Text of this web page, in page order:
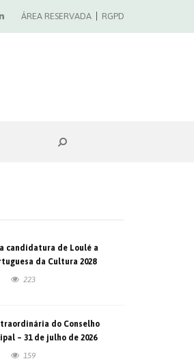
ÁREA RESERVADA RGPD
candidatura de Loulé a
da Cultura 2028
223
do Conselho
– 31 de julho de 2026
159